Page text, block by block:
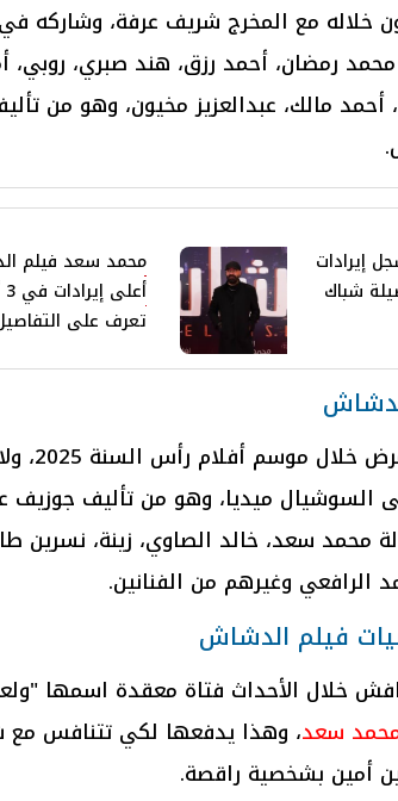
خلاله مع المخرج شريف عرفة، وشاركه
رمضان، أحمد رزق، هند صبري، روبي،
أحمد مالك، عبدالعزيز مخيون، وهو من
إيرادات
شباك
محمد سعد فيلم
تعرف على
فيلم
السوشيال ميديا، وهو من تأليف جوزيف
محمد سعد، خالد الصاوي، زينة،
الرافعي وغيرهم من الفنانين.
فيلم الدشاش
خلال الأحداث فتاة معقدة اسمها
سعد، وهذا يدفعها لكي تتنافس مع
أمين بشخصية راقصة.